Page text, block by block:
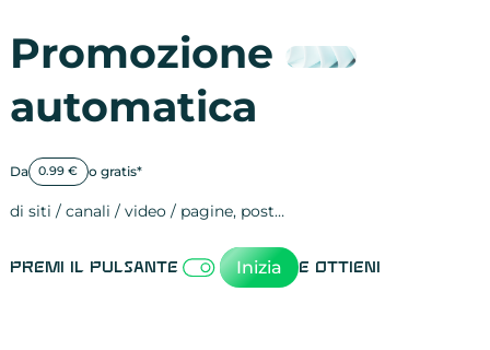
Promozione
automatica
Da 0.99 € o gratis*
di siti / canali / video / pagine, post…
Premi il pulsante Inizia e ottieni